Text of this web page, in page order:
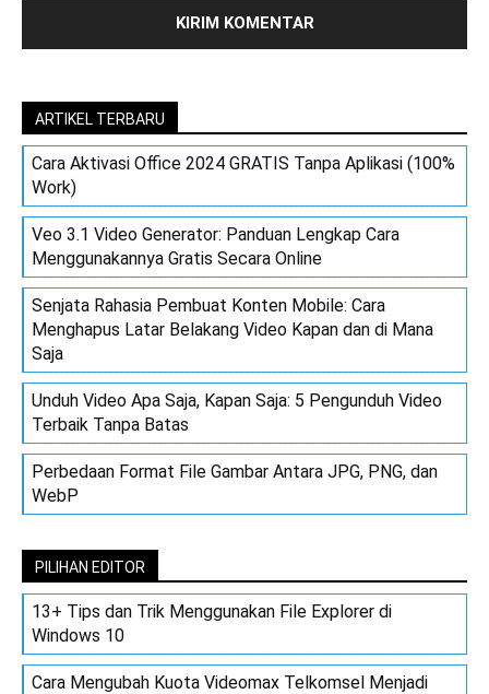
ARTIKEL TERBARU
Cara Aktivasi Office 2024 GRATIS Tanpa Aplikasi (100%
Work)
Veo 3.1 Video Generator: Panduan Lengkap Cara
Menggunakannya Gratis Secara Online
Senjata Rahasia Pembuat Konten Mobile: Cara
Menghapus Latar Belakang Video Kapan dan di Mana
Saja
Unduh Video Apa Saja, Kapan Saja: 5 Pengunduh Video
Terbaik Tanpa Batas
Perbedaan Format File Gambar Antara JPG, PNG, dan
WebP
PILIHAN EDITOR
13+ Tips dan Trik Menggunakan File Explorer di
Windows 10
Cara Mengubah Kuota Videomax Telkomsel Menjadi